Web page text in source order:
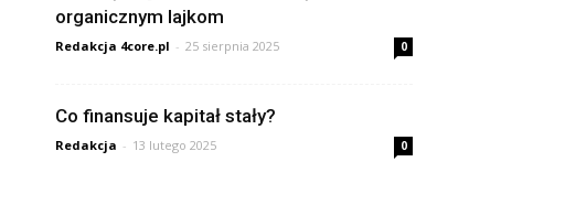
organicznym lajkom
Redakcja 4core.pl - 25 sierpnia 2025 0
Co finansuje kapitał stały?
Redakcja - 13 lutego 2025 0